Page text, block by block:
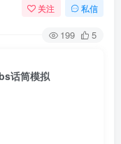
关注 私信
199 5
话筒模拟